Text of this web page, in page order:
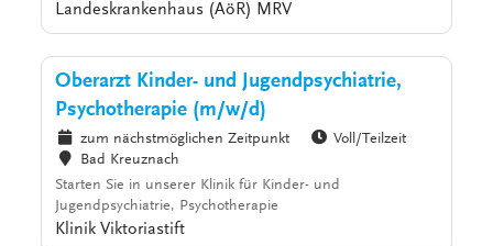
Landeskrankenhaus (AöR) MRV
Oberarzt Kinder- und Jugendpsychiatrie,
Psychotherapie (m/w/d)
zum nächstmöglichen Zeitpunkt
Voll/Teilzeit
Bad Kreuznach
Starten Sie in unserer Klinik für Kinder- und
Jugendpsychiatrie, Psychotherapie
Klinik Viktoriastift